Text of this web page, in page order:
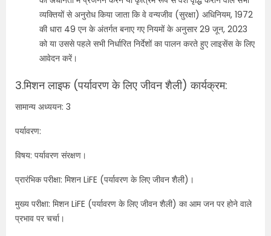
व्यक्तियों से अनुरोध किया जाता कि वे वन्यजीव (सुरक्षा) अधिनियम, 1972
की धारा 49 एन के अंतर्गत बनाए गए नियमों के अनुसार 29 जून, 2023
को या उससे पहले सभी निर्धारित निर्देशों का पालन करते हुए लाइसेंस के लिए
आवेदन करें।
3.मिशन लाइफ (पर्यावरण के लिए जीवन शैली) कार्यक्रम:
सामान्य अध्ययन: 3
पर्यावरण:
विषय: पर्यावरण संरक्षण।
प्रारंभिक परीक्षा: मिशन LiFE (पर्यावरण के लिए जीवन शैली)।
मुख्य परीक्षा: मिशन LiFE (पर्यावरण के लिए जीवन शैली) का आम जन पर होने वाले
प्रभाव पर चर्चा।